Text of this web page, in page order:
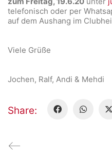
telefonisch oder per
auf dem Aushang im
Viele Grüße
Jochen, Ralf, Andi & Mehdi
Share: